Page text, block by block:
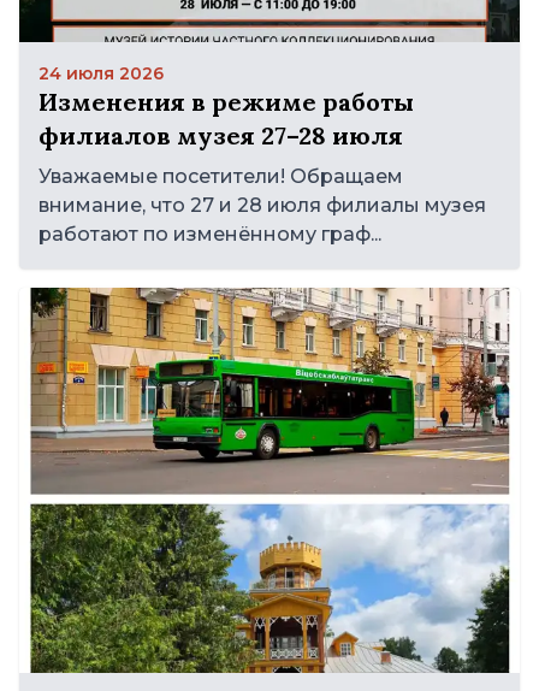
24 июля 2026
Изменения в режиме работы
филиалов музея 27–28 июля
Уважаемые посетители! Обращаем
внимание, что 27 и 28 июля филиалы музея
работают по изменённому граф...